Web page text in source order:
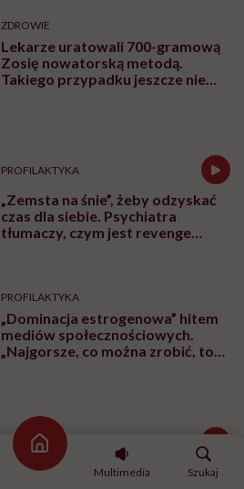
Strona główna
Multimedia
Szukaj
ZDROWIE
Lekarze uratowali 700-gramową
Zosię nowatorską metodą.
Takiego przypadku jeszcze nie
PROFILAKTYKA
„Zemsta na śnie”, żeby odzyskać
czas dla siebie. Psychiatra
tłumaczy, czym jest revenge
PROFILAKTYKA
„Dominacja estrogenowa” hitem
mediów społecznościowych.
„Najgorsze, co można zrobić, to
OBJAWY
Mięśnie zaczynamy tracić już po